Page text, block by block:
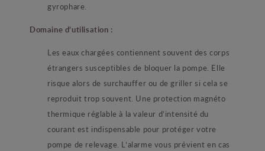
gyrophare.
Domaine d’utilisation :
Les eaux chargées contiennent souvent des corps
étrangers susceptibles de bloquer la pompe. Elle
risque alors de surchauffer ou de griller si cela se
reproduit trop souvent. Une protection magnéto
thermique réglable à la valeur d’intensité du
courant est indispensable pour protéger votre
pompe de relevage. L’alarme vous prévient en cas